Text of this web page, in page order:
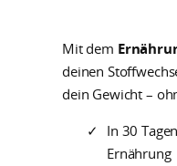
Mit dem
deinen
dein Gewicht –
In 30
Ernährung